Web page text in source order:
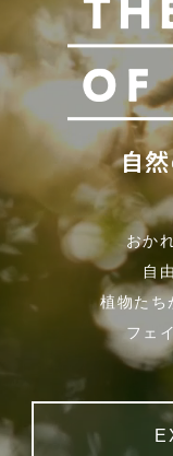
おか
自
植物たち
フェ